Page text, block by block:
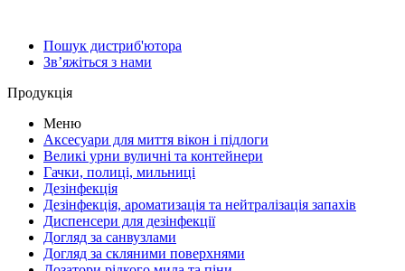
Пошук дистриб'ютора
Зв’яжіться з нами
Продукція
Меню
Аксесуари для миття вікон і підлоги
Великі урни вуличні та контейнери
Гачки, полиці, мильниці
Дезінфекція
Дезінфекція, ароматизація та нейтралізація запахів
Диспенсери для дезінфекції
Догляд за санвузлами
Догляд за скляними поверхнями